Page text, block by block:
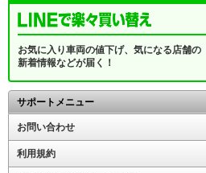
お気に入り車両の値下げ、気になる店舗の
新着情報などが届く！
サポートメニュー
お問い合わせ
利用規約